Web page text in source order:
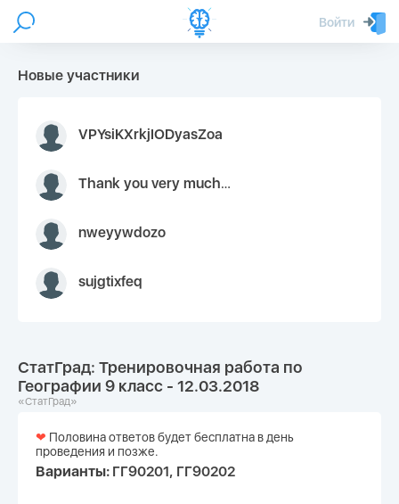
Войти
Новые участники
VPYsiKXrkjIODyasZoa
Thank you very much for your inquiry We appreciate you 9126052 https://youtube.com faceapple !
nweyywdozo
sujgtixfeq
СтатГрад: Тренировочная работа по
Географии 9 класс - 12.03.2018
«СтатГрад»
❤ Половина ответов будет бесплатна в день
проведения и позже.
Варианты: ГГ90201, ГГ90202